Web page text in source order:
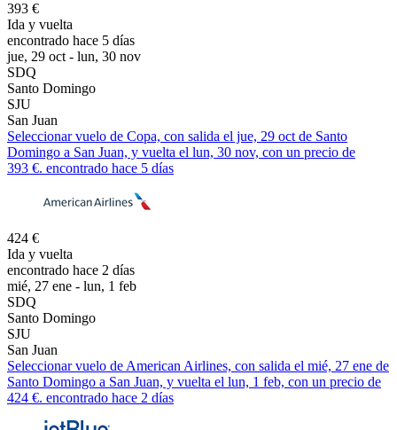
393 €
Ida y vuelta
encontrado hace 5 días
jue, 29 oct - lun, 30 nov
SDQ
Santo Domingo
SJU
San Juan
Seleccionar vuelo de Copa, con salida el jue, 29 oct de Santo
Domingo a San Juan, y vuelta el lun, 30 nov, con un precio de
393 €. encontrado hace 5 días
424 €
Ida y vuelta
encontrado hace 2 días
mié, 27 ene - lun, 1 feb
SDQ
Santo Domingo
SJU
San Juan
Seleccionar vuelo de American Airlines, con salida el mié, 27 ene de
Santo Domingo a San Juan, y vuelta el lun, 1 feb, con un precio de
424 €. encontrado hace 2 días